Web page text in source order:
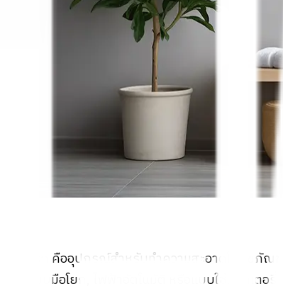
ชักโครก คืออุปกรณ์สำหรับทำความสะอาดโถสุขภัณ
เช่น แบบมือโยก, ไฟฟ้าอัตโนมัติ หรือแบบใช้แบตเตอ